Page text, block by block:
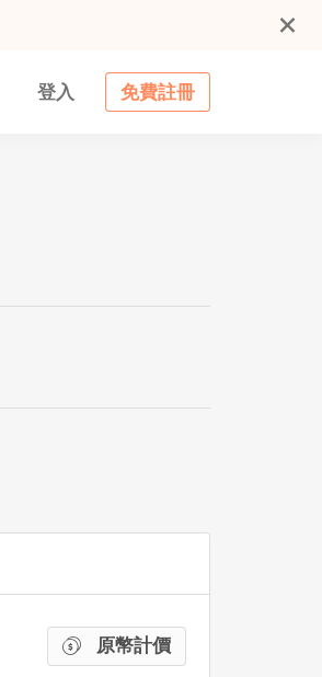
登入 免費註冊
原幣計價